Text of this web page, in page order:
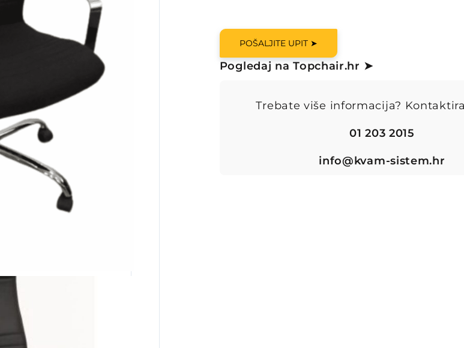
POŠALJITE UPIT ➤
Pogledaj na Topchair.hr ➤
Trebate više informacija?
01 203 2015
info@kvam-sistem.hr